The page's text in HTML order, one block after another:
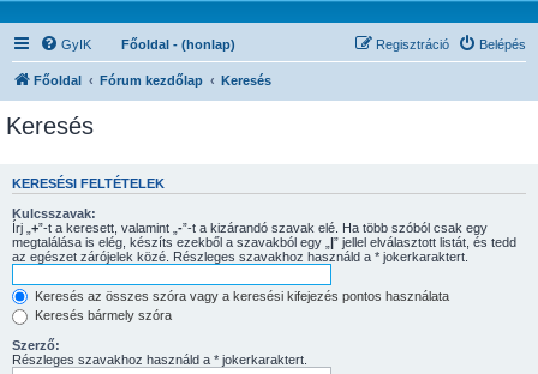
GyIK Főoldal - (honlap) Belépés
Regisztráció
Főoldal Fórum kezdőlap Keresés
Keresés
KERESÉSI FELTÉTELEK
Kulcsszavak:
Írj „ +”-t a keresett, valamint „ -”-t a kizárandó szavak elé. Ha több szóból csak egy
megtalálása is elég, készíts ezekből a szavakból egy „ |” jellel elválasztott listát, és tedd
az egészet zárójelek közé. Részleges szavakhoz használd a * jokerkaraktert.
Keresés az összes szóra vagy a keresési kifejezés pontos használata
Keresés bármely szóra
Szerző:
Részleges szavakhoz használd a * jokerkaraktert.